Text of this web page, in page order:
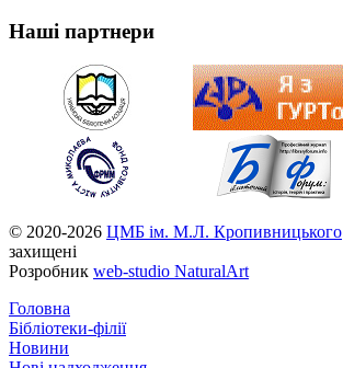
Наші партнери
© 2020-2026 ЦМБ ім. М.Л. Кропивницького
захищені
Розробник web-studio NaturalArt
Головна
Бібліотеки-філії
Новини